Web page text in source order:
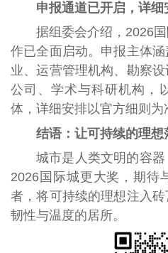
申报通道已开启，详
据组委会介绍，2026
作已全面启动。申报主体
业、运营管理机构、勘察
公司、学术与科研机构，
体，详细安排以官方细则为
结语：让可持续的理想
城市是人类文明的容器
2026国际城更大奖，期待
者，将可持续的理想注入
韧性与温度的居所。